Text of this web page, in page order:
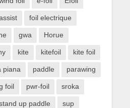
foil electrique
gwa Horue
kite kitefoil kite foil
piana paddle parawing
foil pwr-foil sroka
up paddle sup